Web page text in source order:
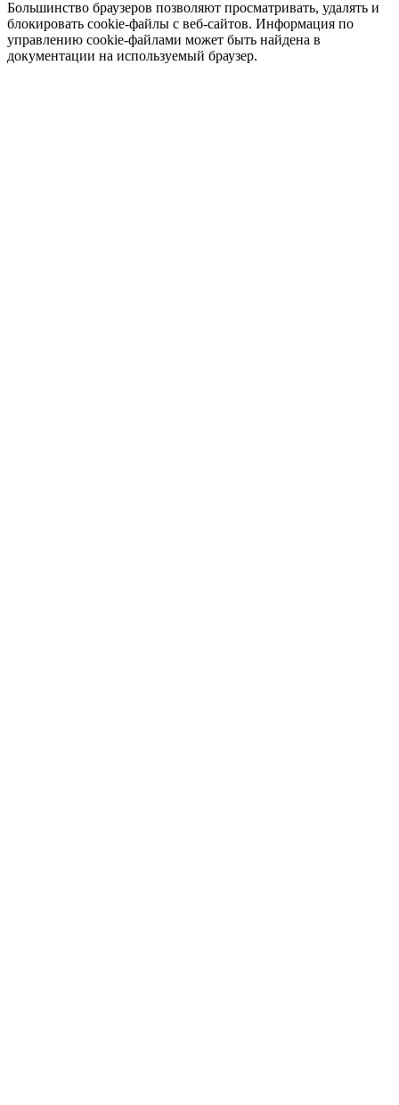
Большинство браузеров позволяют просматривать, удалять и
блокировать cookie-файлы c веб-сайтов. Информация по
управлению cookie-файлами может быть найдена в
документации на используемый браузер.